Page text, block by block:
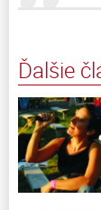
Ďalšie